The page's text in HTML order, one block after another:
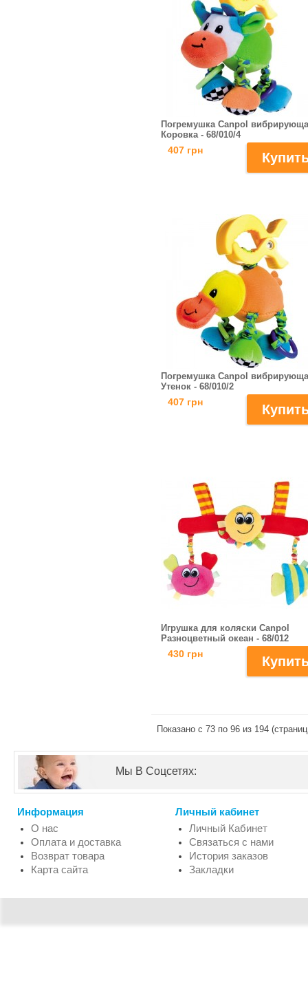
Погремушка Canpol
Коровка - 68/010/4
407 грн
Погремушка Canpol
Утенок - 68/010/2
407 грн
Игрушка для коляски Сanpol
Разноцветный океан - 68/012
430 грн
Показано с 73 по 96 из 194
Мы В Соцсетях:
Информация
О нас
Оплата и доставка
Возврат товара
Карта сайта
Личный кабинет
Личный Кабинет
Связаться с нами
История заказов
Закладки